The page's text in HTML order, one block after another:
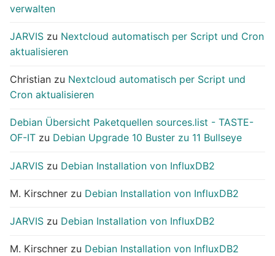
verwalten
JARVIS zu Nextcloud automatisch per Script und Cron
aktualisieren
Christian zu Nextcloud automatisch per Script und
Cron aktualisieren
Debian Übersicht Paketquellen sources.list - TASTE-
OF-IT zu Debian Upgrade 10 Buster zu 11 Bullseye
JARVIS zu Debian Installation von InfluxDB2
M. Kirschner zu Debian Installation von InfluxDB2
JARVIS zu Debian Installation von InfluxDB2
M. Kirschner zu Debian Installation von InfluxDB2